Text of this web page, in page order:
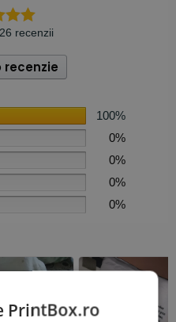
recenzii
recenzie
100%
0%
0%
0%
0%
PrintBox.ro